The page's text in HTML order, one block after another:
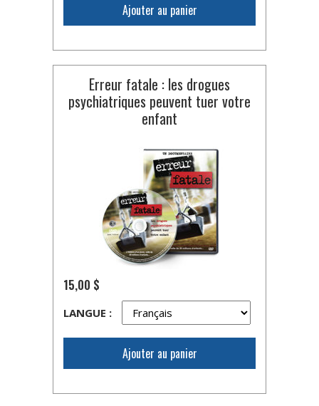
Ajouter au panier
Erreur fatale : les drogues
psychiatriques peuvent tuer votre
enfant
15,00 $
LANGUE :
Ajouter au panier